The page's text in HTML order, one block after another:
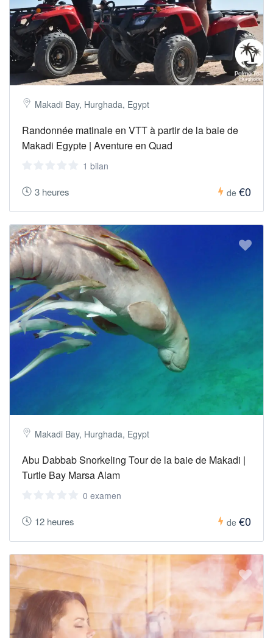
Makadi Bay, Hurghada, Egypt
Randonnée matinale en VTT à partir de la baie de
Makadi Egypte | Aventure en Quad
1 bilan
3 heures de €0
Makadi Bay, Hurghada, Egypt
Abu Dabbab Snorkeling Tour de la baie de Makadi |
Turtle Bay Marsa Alam
0 examen
12 heures de €0